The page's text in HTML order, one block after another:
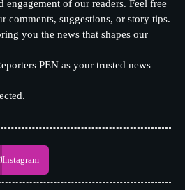
engagement of our readers. Feel free
comments, suggestions, or story tips.
you the news that shapes our
PEN as your trusted news
Instagram